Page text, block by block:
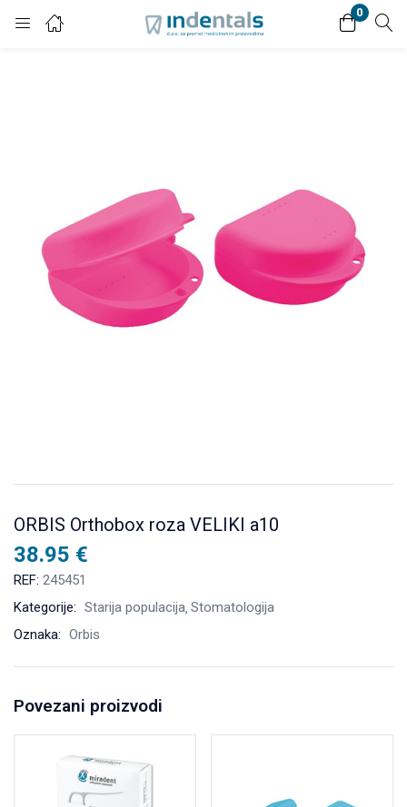
0
Login
Remember me Lost password?
ORBIS Orthobox roza VELIKI a10
38.95 €
REF: 245451
Kategorije: Starija populacija Stomatologija
Oznaka: Orbis
Povezani proizvodi